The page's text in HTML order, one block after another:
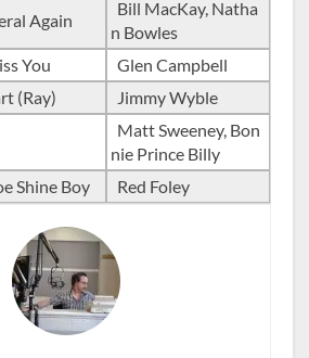
Again
Bill MacKay, Natha
n Bowles
You
Glen Campbell
(Ray)
Jimmy Wyble
Matt Sweeney, Bon
nie Prince Billy
Shine Boy
Red Foley